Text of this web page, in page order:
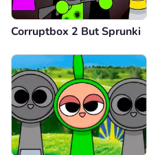
Corruptbox 2 But Sprunki